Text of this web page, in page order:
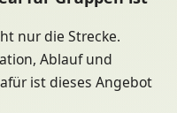
nur die Strecke.
Ablauf und
ist dieses Angebot